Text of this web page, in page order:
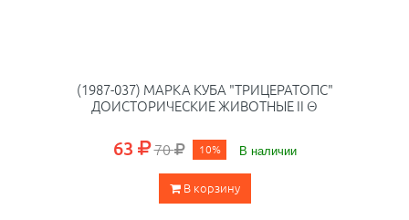
(1987-037) МАРКА КУБА "ТРИЦЕРАТОПС"
ДОИСТОРИЧЕСКИЕ ЖИВОТНЫЕ II Θ
63 70 10% В наличии
В корзину